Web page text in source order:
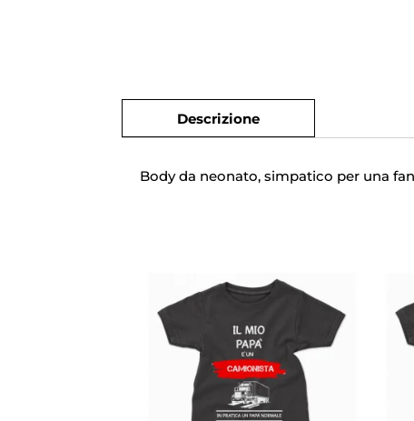
Descrizione
Body da neonato, simpatico per una